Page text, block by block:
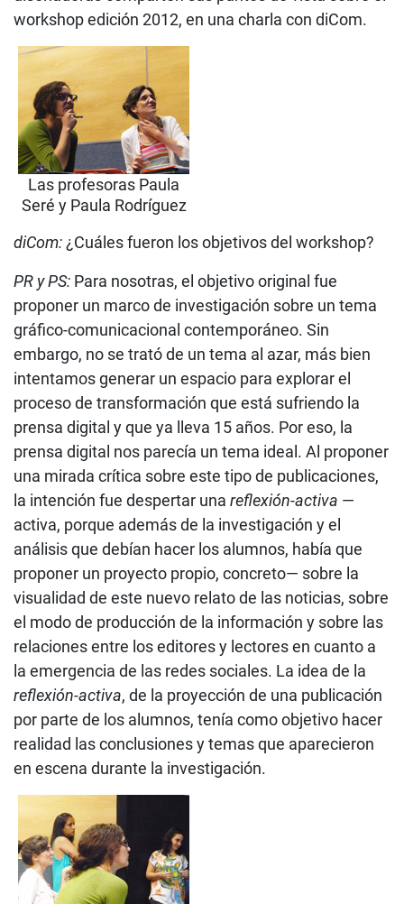
workshop edición 2012, en una charla con diCom.
Las profesoras Paula
Seré y Paula Rodríguez
diCom:¿Cuáles fueron los objetivos del workshop?
PR y PS: Para nosotras, el objetivo original fue
proponer un marco de investigación sobre un tema
gráfico-comunicacional contemporáneo. Sin
embargo, no se trató de un tema al azar, más bien
intentamos generar un espacio para explorar el
proceso de transformación que está sufriendo la
prensa digital y que ya lleva 15 años. Por eso, la
prensa digital nos parecía un tema ideal. Al proponer
una mirada crítica sobre este tipo de publicaciones,
la intención fue despertar una reflexión-activa —
activa, porque además de la investigación y el
análisis que debían hacer los alumnos, había que
proponer un proyecto propio, concreto— sobre la
visualidad de este nuevo relato de las noticias, sobre
el modo de producción de la información y sobre las
relaciones entre los editores y lectores en cuanto a
la emergencia de las redes sociales. La idea de la
reflexión-activa, de la proyección de una publicación
por parte de los alumnos, tenía como objetivo hacer
realidad las conclusiones y temas que aparecieron
en escena durante la investigación.